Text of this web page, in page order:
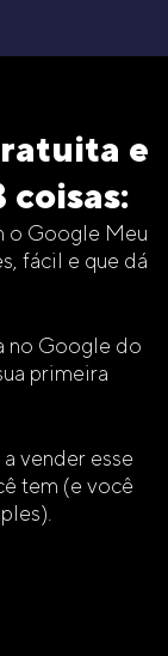
e
coisas:
o Google Meu
fácil e que dá
no Google do
primeira
vender esse
tem (e você